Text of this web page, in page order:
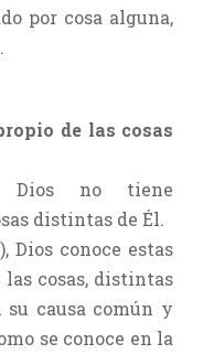
por cosa alguna,
de las cosas
Dios no tiene
distintas de Él.
Dios conoce estas
las cosas, distintas
su causa común y
se conoce en la